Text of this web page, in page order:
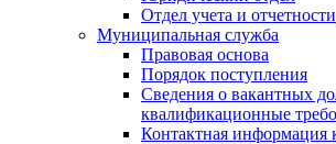
Отдел учета и отчетности
Муниципальная служба
Правовая основа
Порядок поступления
Сведения о вакантных
квалификационные
Контактная информация